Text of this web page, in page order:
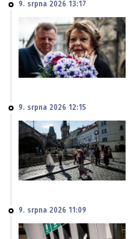
9. srpna 2026 13:17
9. srpna 2026 12:15
9. srpna 2026 11:09